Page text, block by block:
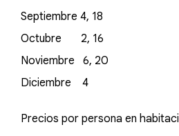
Septiembre 4, 18
Octubre 2, 16
Noviembre 6, 20
Diciembre 4
Precios por persona en